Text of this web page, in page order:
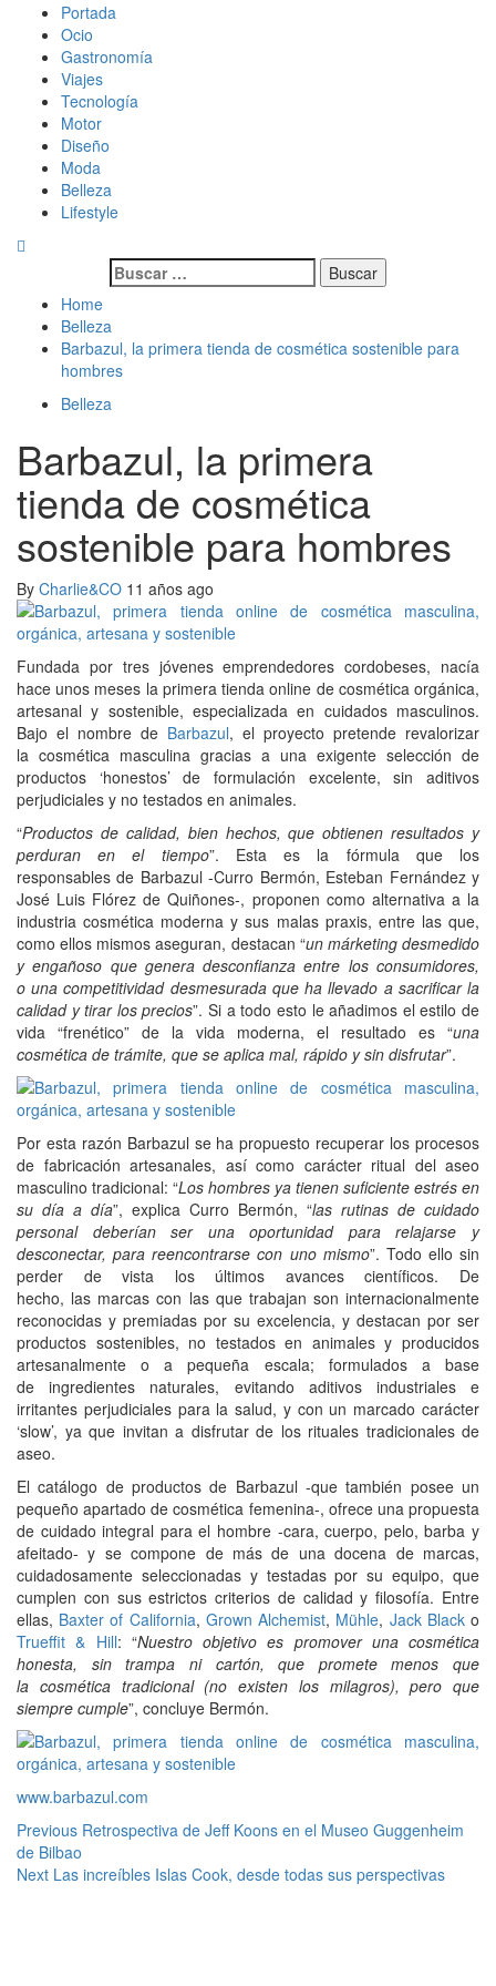
content
Magazine de gastronomía, belleza, ocio, viajes, motor, tecnología,
diseño…
Magazine de gastronomía, belleza, ocio, viajes, motor, tecnología,
diseño…
Primary
Menu
Portada
Ocio
Gastronomía
Viajes
Tecnología
Motor
Diseño
Moda
Belleza
Lifestyle
Buscar:
Home
Belleza
Barbazul, la primera tienda de cosmética sostenible para
hombres
Belleza
Barbazul, la primera
tienda de cosmética
sostenible para hombres
By Charlie&CO 11 años ago
Fundada por tres jóvenes emprendedores cordobeses, nacía
hace unos meses la primera tienda online de cosmética orgánica,
artesanal y sostenible, especializada en cuidados masculinos.
Bajo el nombre de Barbazul, el proyecto pretende revalorizar
la cosmética masculina gracias a una exigente selección de
productos ‘honestos’ de formulación excelente, sin aditivos
perjudiciales y no testados en animales.
“Productos de calidad, bien hechos, que obtienen resultados y
perduran en el tiempo”. Esta es la fórmula que los
responsables de Barbazul -Curro Bermón, Esteban Fernández y
José Luis Flórez de Quiñones-, proponen como alternativa a la
industria cosmética moderna y sus malas praxis, entre las que,
como ellos mismos aseguran, destacan “un márketing desmedido
y engañoso que genera desconfianza entre los consumidores,
ouna competitividad desmesurada que ha llevado a sacrificar la
calidad y tirar los precios”. Si a todo esto le añadimos el estilo de
vida “frenético” de la vida moderna, el resultado es “una
cosmética de trámite, que se aplica mal, rápido y sin disfrutar”.
Por esta razón Barbazul se ha propuesto recuperar los procesos
de fabricación artesanales, así como carácter ritual del aseo
masculino tradicional: “Los hombres ya tienen suficiente estrés en
su día a día”, explica Curro Bermón, “las rutinas de cuidado
personal deberían ser una oportunidad para relajarse y
desconectar, para reencontrarse con uno mismo”. Todo ello sin
perder de vista los últimos avances científicos. De
hecho, las marcas con las que trabajan son internacionalmente
reconocidas y premiadas por su excelencia, y destacan por ser
productos sostenibles, no testados en animales y producidos
artesanalmente o a pequeña escala; formulados a base
de ingredientes naturales, evitando aditivos industriales e
irritantes perjudiciales para la salud, y con un marcado carácter
‘slow’, ya que invitan a disfrutar de los rituales tradicionales de
aseo.
El catálogo de productos de Barbazul -que también posee un
pequeño apartado de cosmética femenina-, ofrece una propuesta
de cuidado integral para el hombre -cara, cuerpo, pelo, barba y
afeitado- y se compone de más de una docena de marcas,
cuidadosamente seleccionadas y testadas por su equipo, que
cumplen con sus estrictos criterios de calidad y filosofía. Entre
ellas, Baxter of California, Grown Alchemist, Mühle, Jack Blacko
Trueffit & Hill: “Nuestro objetivo es promover una cosmética
honesta, sin trampa ni cartón, que promete menos que
la cosmética tradicional (no existen los milagros), pero que
siempre cumple”, concluye Bermón.
www.barbazul.com
Continue
Reading
Previous Retrospectiva de Jeff Koons en el Museo Guggenheim
de Bilbao
Next Las increíbles Islas Cook, desde todas sus perspectivas